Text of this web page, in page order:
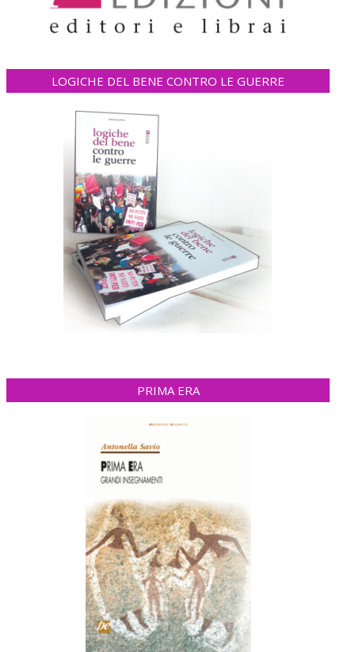
LOGICHE DEL BENE CONTRO LE GUERRE
PRIMA ERA